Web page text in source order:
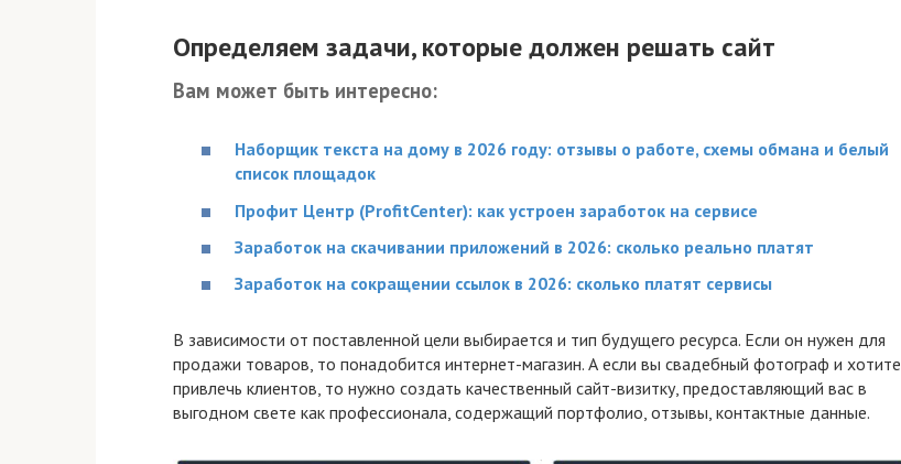
Определяем задачи, которые должен решать сайт
Вам может быть интересно:
Наборщик текста на дому в 2026 году: отзывы о работе, схемы обмана и белый
список площадок
Профит Центр (ProfitCenter): как устроен заработок на сервисе
Заработок на скачивании приложений в 2026: сколько реально платят
Заработок на сокращении ссылок в 2026: сколько платят сервисы
В зависимости от поставленной цели выбирается и тип будущего ресурса. Если он нужен для
продажи товаров, то понадобится интернет-магазин. А если вы свадебный фотограф и хотите
привлечь клиентов, то нужно создать качественный сайт-визитку, предоставляющий вас в
выгодном свете как профессионала, содержащий портфолио, отзывы, контактные данные.